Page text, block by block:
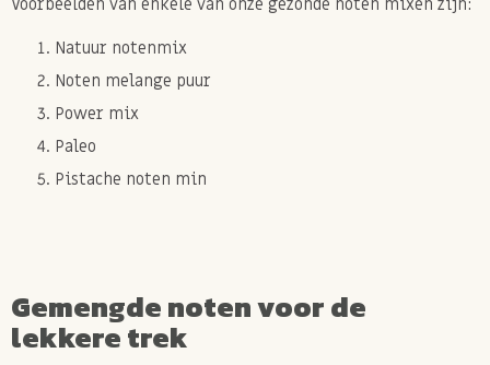
Voorbeelden van enkele van onze gezonde noten mixen zijn:
Natuur notenmix
Noten melange puur
Power mix
Paleo
Pistache noten min
Gemengde noten voor de
lekkere trek